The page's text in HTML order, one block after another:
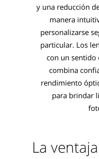
y una reducción
manera
personalizarse
particular. Los
con un sentido
combina
rendimiento
para brindar
La